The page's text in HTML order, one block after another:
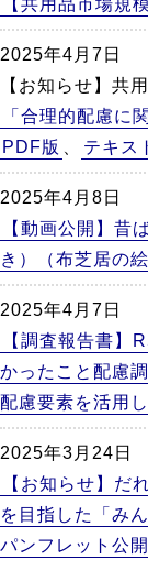
2025年4月7日
【お知らせ】共
「合理的配慮に
PDF版
テキス
2025年4月8日
【動画公開】昔
き）（布芝居の
2025年4月7日
【調査報告書】
かったこと配慮
配慮要素を活用
2025年3月24日
【お知らせ】だ
を目指した「み
パンフレット公開